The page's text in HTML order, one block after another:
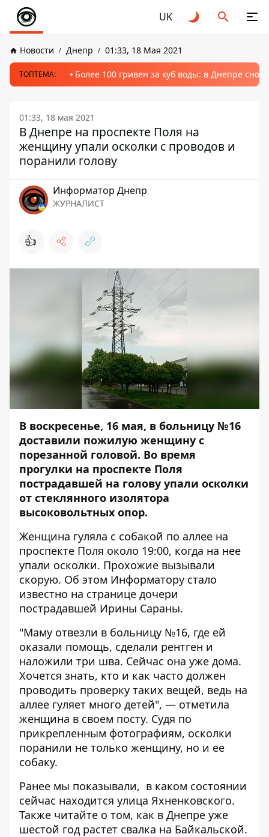
UK
Новости Днепр 01:33, 18 Мая 2021
ТОПТЕМА: Более 100 гривен за куб воды: в Днепре
01:33, 18 мая 2021
В Днепре на проспекте Поля на
женщину упали осколки с проводов и
поранили голову
Информатор Днепр
ЖУРНАЛИСТ
👍
В воскресенье, 16 мая, в больницу №16
доставили пожилую женщину с
порезанной головой. Во время
прогулки на проспекте Поля
пострадавшей на голову упали осколки
от стеклянного изолятора
высоковольтных опор.
Женщина гуляла с собакой по аллее на
проспекте Поля около 19:00, когда на нее
упали осколки. Прохожие вызывали
скорую. Об этом Информатору стало
известно на странице дочери
пострадавшей Ирины Сараны.
"Маму отвезли в больницу №16, где ей
оказали помощь, сделали рентген и
наложили три шва. Сейчас она уже дома.
Хочется знать, кто и как часто должен
проводить проверку таких вещей, ведь на
аллее гуляет много детей", — отметила
женщина в своем посту. Судя по
прикрепленным фотографиям, осколки
поранили не только женщину, но и ее
собаку.
Ранее мы показывали, в каком состоянии
сейчас находится улица Яхненковского.
Также читайте о том, как в Днепре уже
шестой год растет свалка на Байкальской.